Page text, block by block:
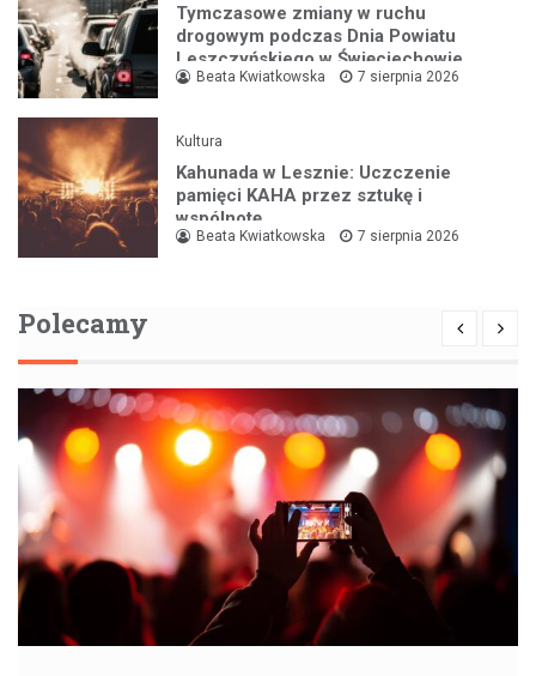
Tymczasowe zmiany w ruchu
drogowym podczas Dnia Powiatu
Leszczyńskiego w Święciechowie
Beata Kwiatkowska 7 sierpnia 2026
Kultura
Kahunada w Lesznie: Uczczenie
pamięci KAHA przez sztukę i
wspólnotę
Beata Kwiatkowska 7 sierpnia 2026
Polecamy